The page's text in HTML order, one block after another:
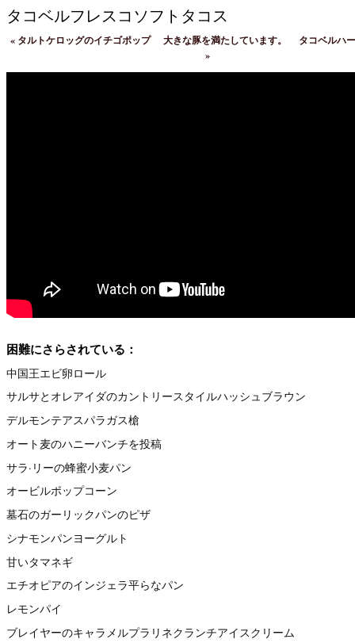
タコベルフレスコソフトタコス
« タルトケロッグのイチゴポップ 大きな豚を満たしています。
タコベルハ
»
困難にさらされている：
中国王エビ卵ロール
サルサとオレアイダのカントリースタイルハッシュブラウン
デルモンテアスパラガス槍
オート麦のハニーバンチを投稿
サラ·リーの蜂蜜小麦パン
オービルポップコーン
墓石のガーリックパンのピザ
シナモンパンヨーグルト
甘いタマネギ
エチオピアのインジェラ平らなパン
レモンパイ
ブレイヤーのキャラメルプラリネクランチアイスクリーム